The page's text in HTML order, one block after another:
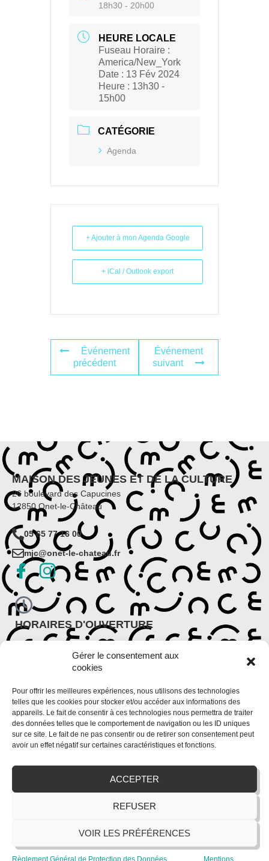
Gérer le consentement aux
cookies
Pour offrir les meilleures expériences, nous utilisons des technologies
telles que les cookies pour stocker et/ou accéder aux informations des
appareils. Le fait de consentir à ces technologies nous permettra de traiter
des données telles que le comportement de navigation ou les ID uniques
sur ce site. Le fait de ne pas consentir ou de retirer son consentement peut
avoir un effet négatif sur certaines caractéristiques et fonctions.
ACCEPTER
REFUSER
VOIR LES PRÉFÉRENCES
Règlement Général de Protection des Données Mentions
18h30 - 20h00
HEURE LOCALE
Fuseau Horaire :
America/New_York
Date : 13 Fév 2024
Heure : 13h30 -
15h00
CATÉGORIE
Agenda
+ Ajouter à mon Agenda Google
+ iCal / Outlook export
Événement
précédent
Événement
suivant
MAISON DES JEUNES ET DE LA CULTURE
26 boulevard des Capucines
12850 Onet-le-Château
05 65 77 16 00
mjc@onet-le-chateau.fr
HORAIRES D'OUVERTURE
Lundi : 9h30 – 12h et 14h – 18h
Du mardi au vendredi : 9h – 12h et 13h30 – 18h30
Du lundi au vendredi : 9h – 12h et 14h – 18h